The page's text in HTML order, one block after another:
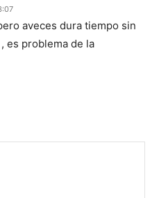
aveces dura tiempo sin
es problema de la